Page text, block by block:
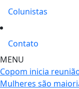
Colunistas
Contato
MENU
Copom inicia
Mulheres são